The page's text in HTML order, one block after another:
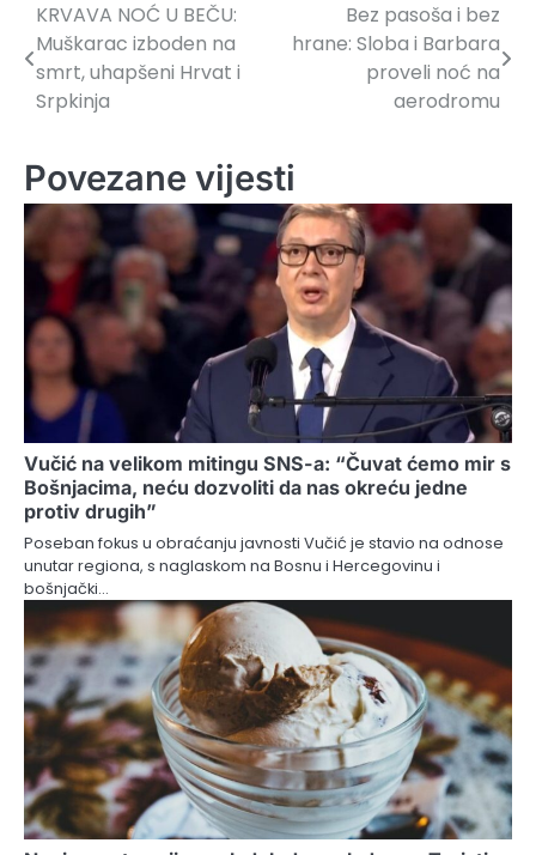
Navigacija
članaka
KRVAVA NOĆ U BEČU:
Muškarac izboden na
smrt, uhapšeni Hrvat i
Srpkinja
Bez pasoša i bez
hrane: Sloba i Barbara
proveli noć na
aerodromu
Povezane vijesti
Vučić na velikom mitingu SNS-a: “Čuvat ćemo mir s
Bošnjacima, neću dozvoliti da nas okreću jedne
protiv drugih”
Poseban fokus u obraćanju javnosti Vučić je stavio na odnose
unutar regiona, s naglaskom na Bosnu i Hercegovinu i
bošnjački…